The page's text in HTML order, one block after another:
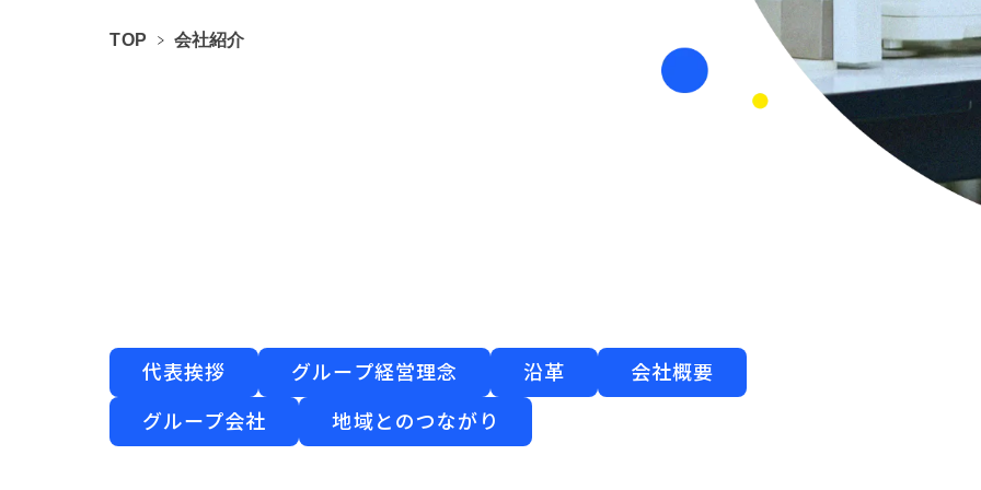
TOP 会社紹介
代表挨拶 グループ経営理念 沿革 会社概要
グループ会社 地域とのつながり